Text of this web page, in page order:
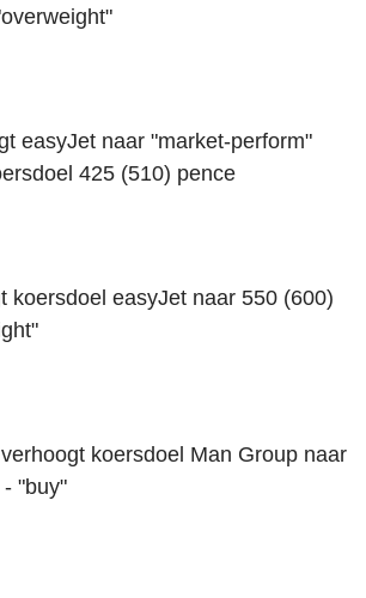
easyJet naar "market-perform"
425 (510) pence
koersdoel easyJet naar 550 (600)
koersdoel Man Group naar
"buy"